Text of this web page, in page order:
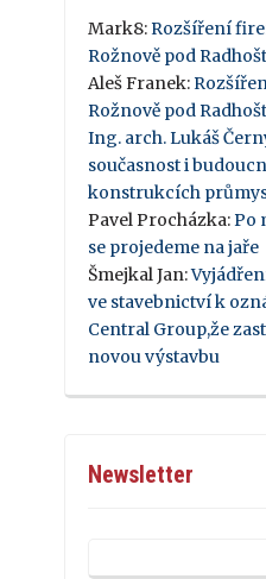
Mark8:Rozšíření
Rožnově pod
Aleš Franek:
Rožnově pod
Ing. arch. Lukáš
současnost i
konstrukcích
Pavel Procházka:Po
se projedeme na jaře
Šmejkal Jan:
ve stavebnictví k
Central Group,že
novou výstavbu
Newsletter